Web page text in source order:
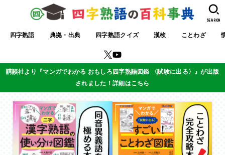
四字熟語 典拠・出典 四字熟語クイズ 漢検 ことわざ
SEARCH
講談社より『マンガでわかる おもしろ四字熟語図鑑 〈試験に出る〉』が出版
されました！詳細はこちら